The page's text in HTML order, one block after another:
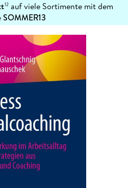
12auf viele Sortimente mit dem
SOMMER13